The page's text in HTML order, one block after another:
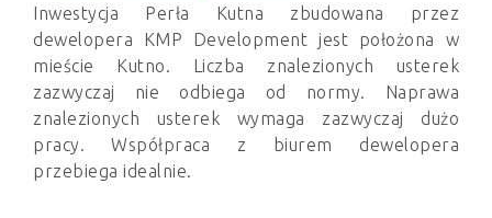
Inwestycja Perła Kutna zbudowana przez
dewelopera KMP Development jest położona w
mieście Kutno. Liczba znalezionych usterek
zazwyczaj nie odbiega od normy. Naprawa
znalezionych usterek wymaga zazwyczaj dużo
pracy. Współpraca z biurem dewelopera
przebiega idealnie.